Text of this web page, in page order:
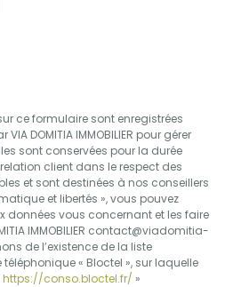
ce formulaire sont enregistrées
DOMITIA IMMOBILIER pour gérer
sont conservées pour la durée
client dans le respect des
et sont destinées à nos conseillers
et libertés », vous pouvez
données vous concernant et les faire
IMMOBILIER contact@viadomitia-
de l’existence de la liste
« Bloctel », sur laquelle
https://conso.bloctel.fr/ »